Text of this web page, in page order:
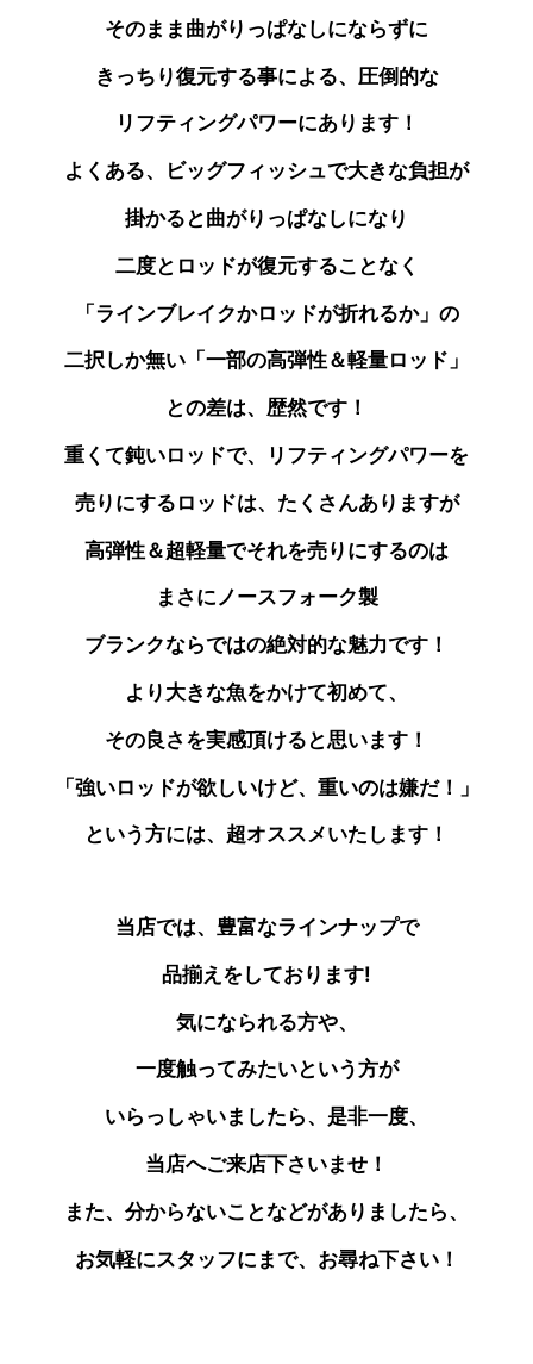
そのまま曲がりっぱなしにならずに
きっちり復元する事による、圧倒的な
リフティングパワーにあります！
よくある、ビッグフィッシュで大きな負担が
掛かると曲がりっぱなしになり
二度とロッドが復元することなく
「ラインブレイクかロッドが折れるか」の
二択しか無い「一部の高弾性＆軽量ロッド」
との差は、歴然です！
重くて鈍いロッドで、リフティングパワーを
売りにするロッドは、たくさんありますが
高弾性＆超軽量でそれを売りにするのは
まさにノースフォーク製
ブランクならではの絶対的な魅力です！
より大きな魚をかけて初めて、
その良さを実感頂けると思います！
「強いロッドが欲しいけど、重いのは嫌だ！」
という方には、超オススメいたします！
当店では、豊富なラインナップで
品揃えをしております!
気になられる方や、
一度触ってみたいという方が
いらっしゃいましたら、是非一度、
当店へご来店下さいませ！
また、分からないことなどがありましたら、
お気軽にスタッフにまで、お尋ね下さい！